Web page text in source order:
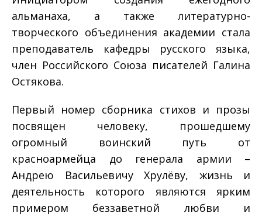
альманаха, а также литературно-
творческого объединения академии стала
преподаватель кафедры русского языка,
член Российского Союза писателей Галина
Остякова.
Первый номер сборника стихов и прозы
посвящен человеку, прошедшему
огромный воинский путь от
красноармейца до генерала армии –
Андрею Васильевичу Хрулёву, жизнь и
деятельность которого являются ярким
примером беззаветной любви и